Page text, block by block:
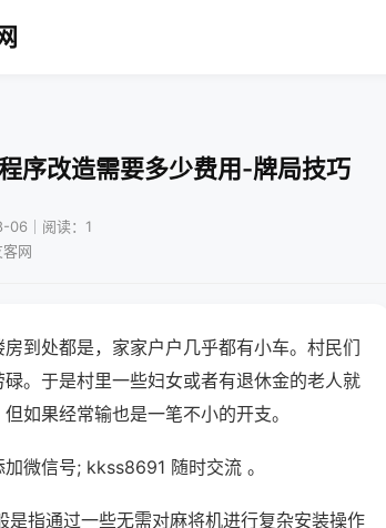
序改造需要多少费用-牌局技巧
06｜阅读：1
网
到处都是，家家户户几乎都有小车。村民们
。于是村里一些妇女或者有退休金的老人就
如果经常输也是一笔不小的开支。
微信号; kkss8691 随时交流 。
指通过一些无需对麻将机进行复杂安装操作